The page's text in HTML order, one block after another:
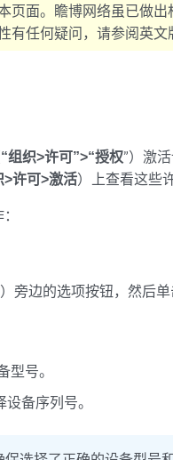
页面。瞻博网络虽已做
有任何疑问，请参阅英文
“组织>许可”>“授权”）激
>许可>激活）上查看这些
旁边的选项按钮，然后单
型号。
备序列号。